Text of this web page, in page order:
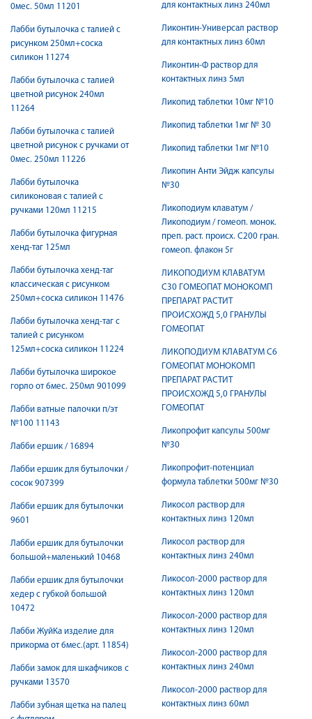
0мес. 50мл 11201
Лабби бутылочка с талией с
рисунком 250мл+соска
силикон 11274
Лабби бутылочка с талией
цветной рисунок 240мл
11264
Лабби бутылочка с талией
цветной рисунок с ручками от
0мес. 250мл 11226
Лабби бутылочка
силиконовая с талией с
ручками 120мл 11215
Лабби бутылочка фигурная
хенд-таг 125мл
Лабби бутылочка хенд-таг
классическая с рисунком
250мл+соска силикон 11476
Лабби бутылочка хенд-таг с
талией с рисунком
125мл+соска силикон 11224
Лабби бутылочка широкое
горло от 6мес. 250мл 901099
Лабби ватные палочки п/эт
№100 11143
Лабби ершик / 16894
Лабби ершик для бутылочки /
сосок 907399
Лабби ершик для бутылочки
9601
Лабби ершик для бутылочки
большой+маленький 10468
Лабби ершик для бутылочки
хедер с губкой большой
10472
Лабби ЖуйКа изделие для
прикорма от 6мес.(арт. 11854)
Лабби замок для шкафчиков с
ручками 13570
Лабби зубная щетка на палец
для контактных линз 240мл
Ликонтин-Универсал раствор
для контактных линз 60мл
Ликонтин-Ф раствор для
контактных линз 5мл
Ликопид таблетки 10мг №10
Ликопид таблетки 1мг № 30
Ликопид таблетки 1мг №10
Ликопин Анти Эйдж капсулы
№30
Ликоподиум клаватум /
Ликоподиум / гомеоп. монок.
преп. раст. происх. С200 гран.
гомеоп. флакон 5г
ЛИКОПОДИУМ КЛАВАТУМ
C30 ГОМЕОПАТ МОНОКОМП
ПРЕПАРАТ РАСТИТ
ПРОИСХОЖД 5,0 ГРАНУЛЫ
ГОМЕОПАТ
ЛИКОПОДИУМ КЛАВАТУМ C6
ГОМЕОПАТ МОНОКОМП
ПРЕПАРАТ РАСТИТ
ПРОИСХОЖД 5,0 ГРАНУЛЫ
ГОМЕОПАТ
Ликопрофит капсулы 500мг
№30
Ликопрофит-потенциал
формула таблетки 500мг №30
Ликосол раствор для
контактных линз 120мл
Ликосол раствор для
контактных линз 240мл
Ликосол-2000 раствор для
контактных линз 120мл
Ликосол-2000 раствор для
контактных линз 120мл
Ликосол-2000 раствор для
контактных линз 240мл
Ликосол-2000 раствор для
контактных линз 60мл